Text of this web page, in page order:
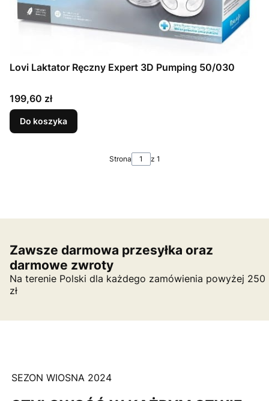
Lovi Laktator Ręczny Expert 3D Pumping 50/030
Cena
199,60 zł
Do koszyka
Strona z 1
Zawsze darmowa przesyłka oraz
darmowe zwroty
Na terenie Polski dla każdego zamówienia powyżej 250
zł
SEZON WIOSNA 2024